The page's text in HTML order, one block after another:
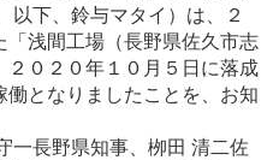
以下、鈴与マタイ）は、２
「浅間工場（長野県佐久市志
０２０年１０月５日に落成
となりましたことを、お知
長野県知事、栁田 清二佐